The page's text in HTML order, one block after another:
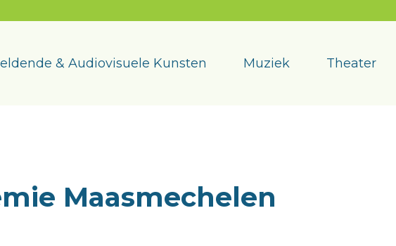
& Audiovisuele Kunsten Muziek Theater
Maasmechelen